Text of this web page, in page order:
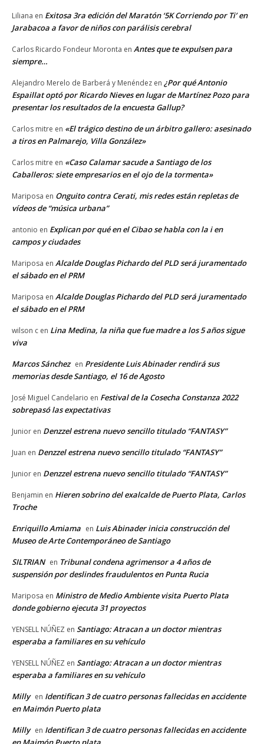
Liliana en Exitosa 3ra edición del Maratón ‘5K Corriendo por Ti’ en
Jarabacoa a favor de niños con parálisis cerebral
Carlos Ricardo Fondeur Moronta en Antes que te expulsen para
siempre…
Alejandro Merelo de Barberá y Menéndez en ¿Por qué Antonio
Espaillat optó por Ricardo Nieves en lugar de Martínez Pozo para
presentar los resultados de la encuesta Gallup?
Carlos mitre en «El trágico destino de un árbitro gallero: asesinado
a tiros en Palmarejo, Villa González»
Carlos mitre en «Caso Calamar sacude a Santiago de los
Caballeros: siete empresarios en el ojo de la tormenta»
Mariposa en Onguito contra Cerati, mis redes están repletas de
vídeos de “música urbana”
antonio en Explican por qué en el Cibao se habla con la i en
campos y ciudades
Mariposa en Alcalde Douglas Pichardo del PLD será juramentado
el sábado en el PRM
Mariposa en Alcalde Douglas Pichardo del PLD será juramentado
el sábado en el PRM
wilson c en Lina Medina, la niña que fue madre a los 5 años sigue
viva
Marcos Sánchez en Presidente Luis Abinader rendirá sus
memorias desde Santiago, el 16 de Agosto
José Miguel Candelario en Festival de la Cosecha Constanza 2022
sobrepasó las expectativas
Junior en Denzzel estrena nuevo sencillo titulado “FANTASY”
Juan en Denzzel estrena nuevo sencillo titulado “FANTASY”
Junior en Denzzel estrena nuevo sencillo titulado “FANTASY”
Benjamin en Hieren sobrino del exalcalde de Puerto Plata, Carlos
Troche
Enriquillo Amiama en Luis Abinader inicia construcción del
Museo de Arte Contemporáneo de Santiago
SILTRIAN en Tribunal condena agrimensor a 4 años de
suspensión por deslindes fraudulentos en Punta Rucia
Mariposa en Ministro de Medio Ambiente visita Puerto Plata
donde gobierno ejecuta 31 proyectos
YENSELL NÚÑEZ en Santiago: Atracan a un doctor mientras
esperaba a familiares en su vehículo
YENSELL NÚÑEZ en Santiago: Atracan a un doctor mientras
esperaba a familiares en su vehículo
Milly en Identifican 3 de cuatro personas fallecidas en accidente
en Maimón Puerto plata
Milly en Identifican 3 de cuatro personas fallecidas en accidente